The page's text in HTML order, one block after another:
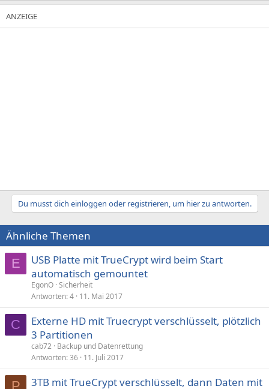
Du musst dich einloggen oder registrieren, um hier zu antworten.
Ähnliche Themen
E
USB Platte mit TrueCrypt wird beim Start
automatisch gemountet
EgonO Sicherheit
Antworten 4 11. Mai 2017
C
Externe HD mit Truecrypt verschlüsselt, plötzlich
3 Partitionen
cab72 Backup und Datenrettung
Antworten 36 11. Juli 2017
P
3TB mit TrueCrypt verschlüsselt, dann Daten mit